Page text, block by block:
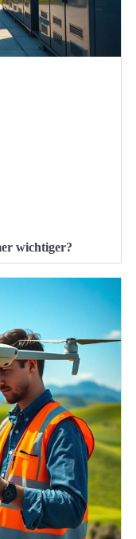
wichtiger?